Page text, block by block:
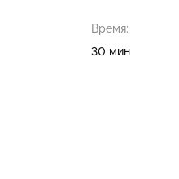
Время:
30 мин